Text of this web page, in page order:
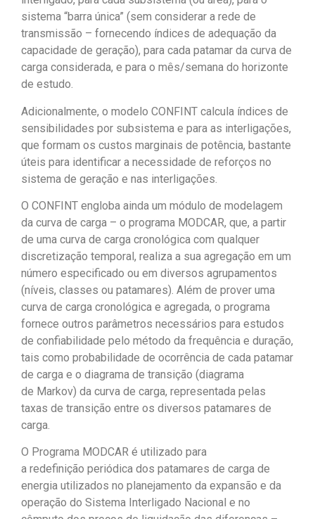
sistema “barra única” (sem considerar a rede de
transmissão – fornecendo índices de adequação da
capacidade de geração), para cada patamar da curva de
carga considerada, e para o mês/semana do horizonte
de estudo.
Adicionalmente, o modelo CONFINT calcula índices de
sensibilidades por subsistema e para as interligações,
que formam os custos marginais de potência, bastante
úteis para identificar a necessidade de reforços no
sistema de geração e nas interligações.
O CONFINT engloba ainda um módulo de modelagem
da curva de carga – o programa MODCAR, que, a partir
de uma curva de carga cronológica com qualquer
discretização temporal, realiza a sua agregação em um
número especificado ou em diversos agrupamentos
(níveis, classes ou patamares). Além de prover uma
curva de carga cronológica e agregada, o programa
fornece outros parâmetros necessários para estudos
de confiabilidade pelo método da frequência e duração,
tais como probabilidade de ocorrência de cada patamar
de carga e o diagrama de transição (diagrama
de Markov) da curva de carga, representada pelas
taxas de transição entre os diversos patamares de
carga.
O Programa MODCAR é utilizado para
a redefinição periódica dos patamares de carga de
energia utilizados no planejamento da expansão e da
operação do Sistema Interligado Nacional e no